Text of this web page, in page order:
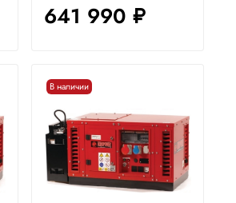
641 990 руб.
В наличии